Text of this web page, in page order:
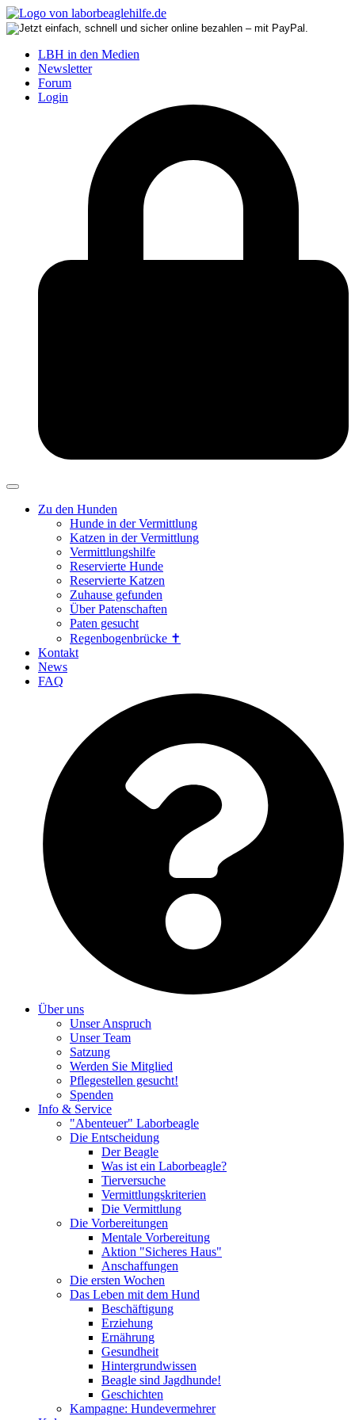
LBH in den Medien
Newsletter
Forum
Login
Zu den Hunden
Hunde in der Vermittlung
Katzen in der Vermittlung
Vermittlungshilfe
Reservierte Hunde
Reservierte Katzen
Zuhause gefunden
Über Patenschaften
Paten gesucht
Regenbogenbrücke ✝
Kontakt
News
FAQ
Über uns
Unser Anspruch
Unser Team
Satzung
Werden Sie Mitglied
Pflegestellen gesucht!
Spenden
Info & Service
"Abenteuer" Laborbeagle
Die Entscheidung
Der Beagle
Was ist ein Laborbeagle?
Tierversuche
Vermittlungskriterien
Die Vermittlung
Die Vorbereitungen
Mentale Vorbereitung
Aktion "Sicheres Haus"
Anschaffungen
Die ersten Wochen
Das Leben mit dem Hund
Beschäftigung
Erziehung
Ernährung
Gesundheit
Hintergrundwissen
Beagle sind Jagdhunde!
Geschichten
Kampagne: Hundevermehrer